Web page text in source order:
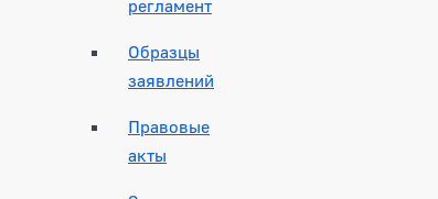
регламент
Образцы
заявлений
Правовые
акты